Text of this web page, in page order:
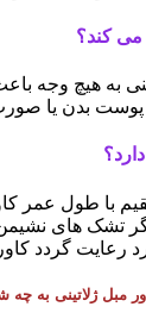
می کند؟
به هیچ
پوست بدن یا
با طول عمر
تشک های
رعایت گردد
مبل ژلاتینی به